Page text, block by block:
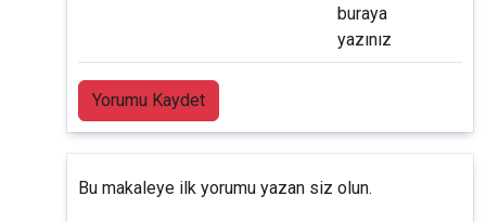
buraya
yazınız
Yorumu Kaydet
Bu makaleye ilk yorumu yazan siz olun.